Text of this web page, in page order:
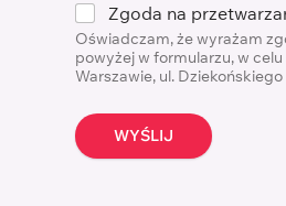
Zgoda na
Oświadczam, że wyrażam
powyżej w formularzu, w
Warszawie, ul.
WYŚLIJ